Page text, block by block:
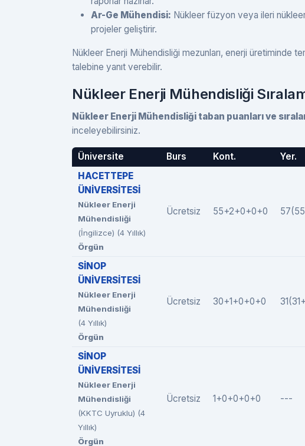
Ar-Ge Mühendisi: Nükleer füzyon veya ileri
projeler geliştirir.
Nükleer Enerji Mühendisliği mezunları, enerji üretiminde
talebine yanıt verebilir.
Nükleer Enerji Mühendisliği
Nükleer Enerji Mühendisliği taban puanları ve
inceleyebilirsiniz.
Üniversite Burs Kont. Yer.
HACETTEPE
ÜNİVERSİTESİ
Nükleer Enerji
Mühendisliği
(İngilizce) (4 Yıllık)
Örgün
Ücretsiz 55+2+0+0+0
SİNOP
ÜNİVERSİTESİ
Nükleer Enerji
Mühendisliği
(4 Yıllık)
Örgün
Ücretsiz 30+1+0+0+0
SİNOP
ÜNİVERSİTESİ
Nükleer Enerji
Mühendisliği
(KKTC Uyruklu) (4
Yıllık)
Örgün
Ücretsiz 1+0+0+0+0 ---